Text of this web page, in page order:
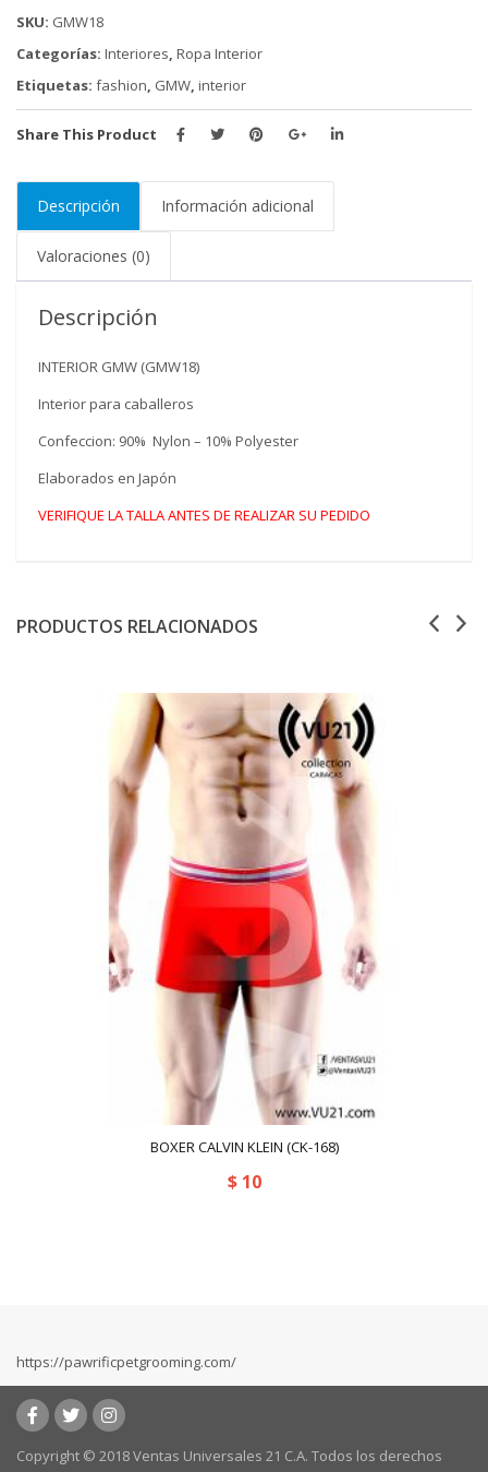
SKU: GMW18
Categorías: Interiores, Ropa Interior
Etiquetas: fashion, GMW, interior
Share This Product
Descripción Información adicional
Valoraciones (0)
Descripción
INTERIOR GMW (GMW18)
Interior para caballeros
Confeccion: 90% Nylon – 10% Polyester
Elaborados en Japón
VERIFIQUE LA TALLA ANTES DE REALIZAR SU PEDIDO
PRODUCTOS RELACIONADOS
BOXER CALVIN KLEIN (CK-168)
$10
https://pawrificpetgrooming.com/
Copyright © 2018 Ventas Universales 21 C.A. Todos los derechos